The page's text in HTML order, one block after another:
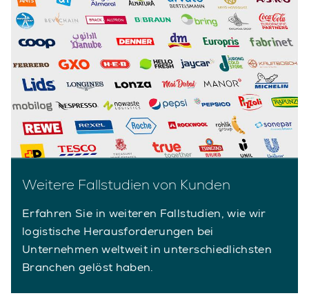
Weitere Fallstudien von Kunden
Erfahren Sie in weiteren Fallstudien, wie wir
logistische Herausforderungen bei
Unternehmen weltweit in unterschiedlichsten
Branchen gelöst haben.